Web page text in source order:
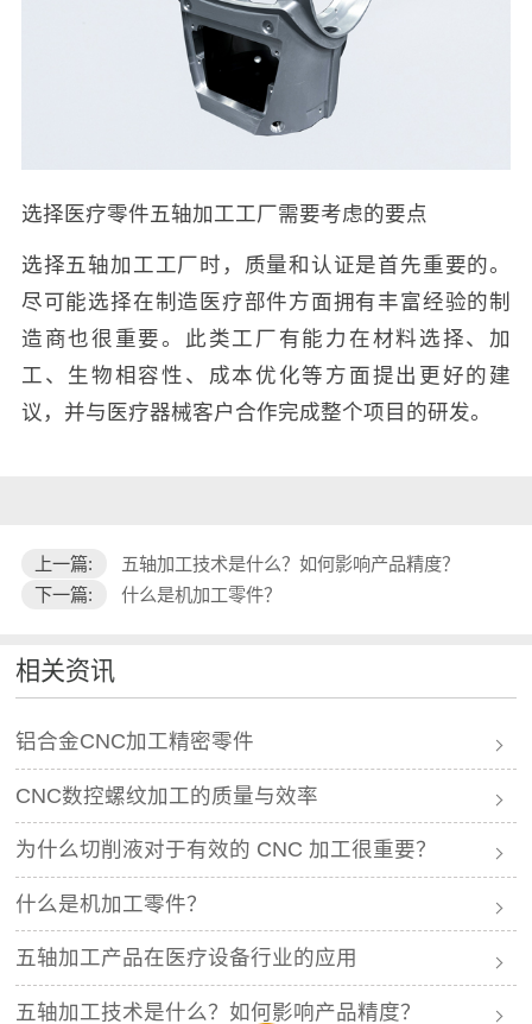
选择医疗零件五轴加工工厂需要考虑的要点
选择五轴加工工厂时，质量和认证是首先重要的。
尽可能选择在制造医疗部件方面拥有丰富经验的制
造商也很重要。此类工厂有能力在材料选择、加
工、生物相容性、成本优化等方面提出更好的建
议，并与医疗器械客户合作完成整个项目的研发。
上一篇:
五轴加工技术是什么？如何影响产品精度？
下一篇:
什么是机加工零件？
相关资讯
铝合金CNC加工精密零件
CNC数控螺纹加工的质量与效率
为什么切削液对于有效的 CNC 加工很重要？
什么是机加工零件？
五轴加工产品在医疗设备行业的应用
五轴加工技术是什么？如何影响产品精度？